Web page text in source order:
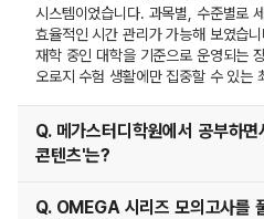
시스템이었습니다. 과목별, 수준별로
효율적인 시간 관리가 가능해 보였습
재학 중인 대학을 기준으로 운영되는
오로지 수험 생활에만 집중할 수 있는
Q. 메가스터디학원에서 공부하
콘텐츠'는?
Q. OMEGA 시리즈 모의고사를